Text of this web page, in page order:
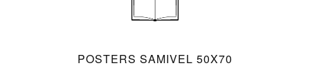
POSTERS SAMIVEL 50X70